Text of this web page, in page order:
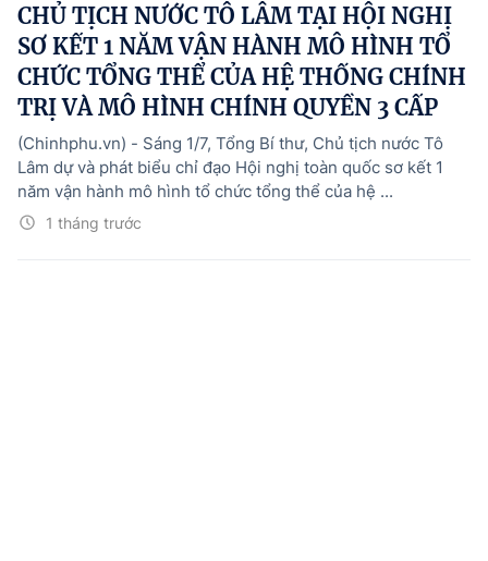
CHỦ TỊCH NƯỚC TÔ LÂM TẠI HỘI NGHỊ
SƠ KẾT 1 NĂM VẬN HÀNH MÔ HÌNH TỔ
CHỨC TỔNG THỂ CỦA HỆ THỐNG CHÍNH
TRỊ VÀ MÔ HÌNH CHÍNH QUYỀN 3 CẤP
1 tháng trước
(Chinhphu.vn) - Sáng 1/7, Tổng Bí thư, Chủ tịch nước Tô
Lâm dự và phát biểu chỉ đạo Hội nghị toàn quốc sơ kết 1
năm vận hành mô hình tổ chức tổng thể của hệ ...